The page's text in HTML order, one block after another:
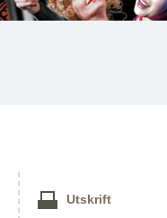
Utskrift